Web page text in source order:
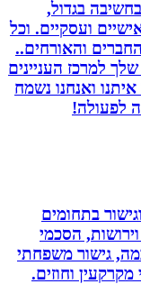
בגדול,
ועסקיים. וכל
והאורחים..
העניינים
ואנחנו נשמח
בתחומים
הסכמי
גישור משפחתי
וחוזים.